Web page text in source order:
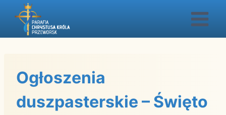
Przejdź
Ogłoszenia
duszpasterskie – Święto